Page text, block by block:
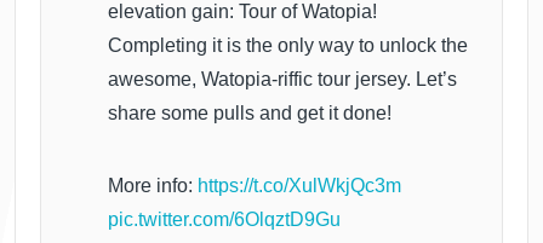
elevation gain: Tour of Watopia!
Completing it is the only way to unlock the
awesome, Watopia-riffic tour jersey. Let’s
share some pulls and get it done!
More info: https://t.co/XulWkjQc3m
pic.twitter.com/6OlqztD9Gu